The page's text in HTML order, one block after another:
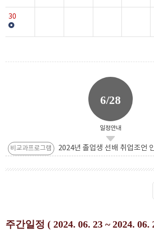
30
6/28
일정안내
비교과프로그램 2024년 졸업생 선배 취업조언
주간일정 ( 2024. 06. 23 ~ 2024. 06.